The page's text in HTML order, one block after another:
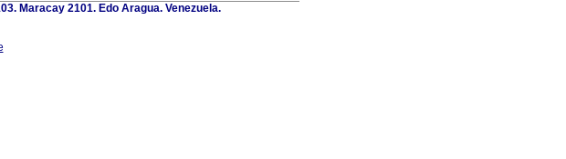
Maracay 2101. Edo Aragua. Venezuela.